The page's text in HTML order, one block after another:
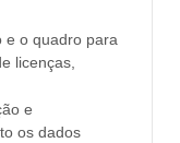
e o quadro para
licenças,
e
os dados